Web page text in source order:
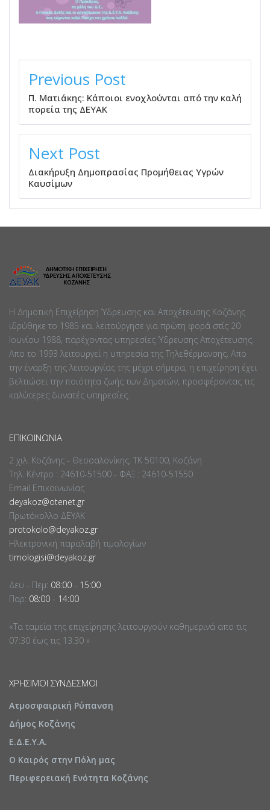
ΠΛΟΉΓΗΣΗ
ΆΡΘΡΩΝ
Previous Post
Π. Ματιάκης: Κάποιοι ενοχλούνται από την καλή
πορεία της ΔΕΥΑΚ
Next Post
Διακήρυξη Δημοπρασίας Προμήθειας Υγρών
Καυσίμων
Η Δημοτική Επιχείρηση Ύδρευσης και Αποχέτευσης Κοζάνης
ιδρύθηκε το 1985 και λειτούργησε για πρώτη φορά στίς 20
Ιουνίου 1988, παρέχοντας υπηρεσίες Ύδρευσης Αποχέτευσης.
Απο το 1993 λειτουργεί η υπηρεσία της Τηλεθέρμανσης. Απο
την έναρξη της λειτουργίας της μέχρι σήμερα, η επιχείρηση έχει
βελτιώσει την ποιότητα ζωής των Δημοτών, προσφέροντας τις
καλύτερες δυνατές υπηρεσίες.
ΕΠΙΚΟΙΝΩΝΊΑ
2 χιλ. Κοζάνης - Θεσσαλονίκης, ΤΚ 50100, Κοζάνη
Τηλ. Κέντρο : 24610-51500 - ΦΑΞ : 24610-51550
Email Επικοινωνίας
deyakoz@otenet.gr
Πρωτόκολλο ΔΕΥΑΚ
protokolo@deyakoz.gr
Ηλεκτρονική παραλαβή τιμολογίων
timologisi@deyakoz.gr
Δευ - Πεμ: 08:00 - 15:00
Παρ: 08:00 - 14:00
«Τα ταμεία της επιχείρησης λειτουργούν καθημερινά απο τις
07:30 έως τις 13:30 »
ΧΡΉΣΙΜΟΙ ΣΎΝΔΕΣΜΟΙ
Ατμοσφαιρική Ρύπανση
Δήμος Κοζάνης
Ε.Δ.Ε.Υ.Α.
Ο Καιρός στην Πόλη μας
Περιφερειακή Ενότητα Κοζάνης